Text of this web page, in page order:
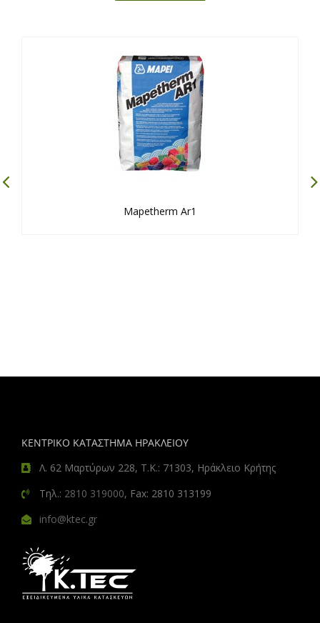
Mapetherm Ar1
ΚΕΝΤΡΙΚΟ ΚΑΤΑΣΤΗΜΑ ΗΡΑΚΛΕΙΟΥ
Λ. 62 Μαρτύρων 228, Τ.Κ.: 71303, Ηράκλειο Κρήτης
Τηλ.: 2810 319000, Fax: 2810 313199
info@ktec.gr